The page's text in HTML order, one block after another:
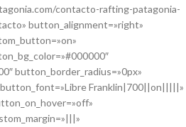
contacto-rafting-patagonia-
button_alignment=»right»
button_border_radius=»0px»
Franklin|700||on|||||»